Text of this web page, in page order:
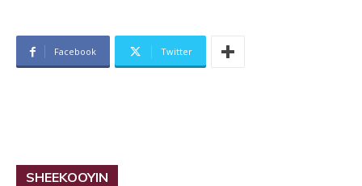
Facebook Twitter
SHEEKOOYIN